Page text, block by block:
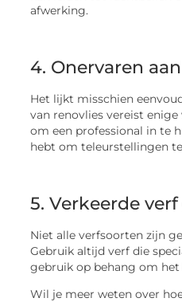
afwerking.
4. Onervaren
Het lijkt misschien
van renovlies vereist
om een professional in te
hebt om teleurstellingen
5. Verkeerde
Niet alle verfsoorten zijn
Gebruik altijd verf die
gebruik op behang om
Wil je meer weten over